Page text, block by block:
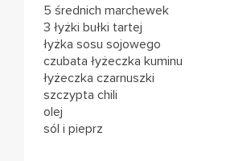
5 średnich marchewek
3 łyżki bułki tartej
łyżka sosu sojowego
czubata łyżeczka kuminu
łyżeczka czarnuszki
szczypta chili
olej
sól i pieprz